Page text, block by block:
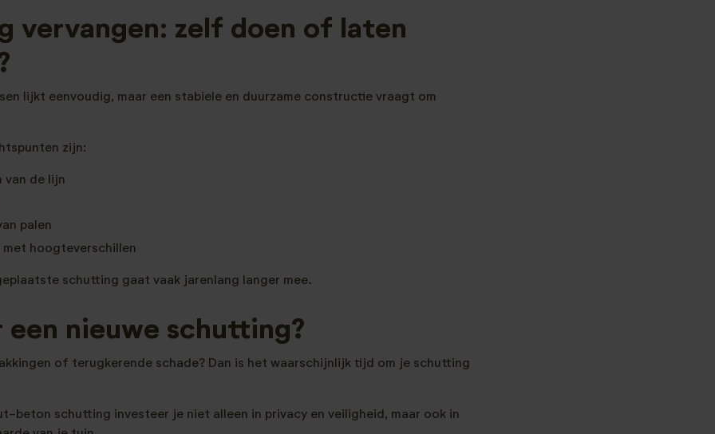
vervangen: zelf doen of laten
lijkt eenvoudig, maar een stabiele en duurzame constructie vraagt om
zijn:
de lijn
palen
met hoogteverschillen
schutting gaat vaak jarenlang langer mee.
een nieuwe schutting?
of terugkerende schade? Dan is het waarschijnlijk tijd om je schutting
beton schutting investeer je niet alleen in privacy en veiligheid, maar ook in